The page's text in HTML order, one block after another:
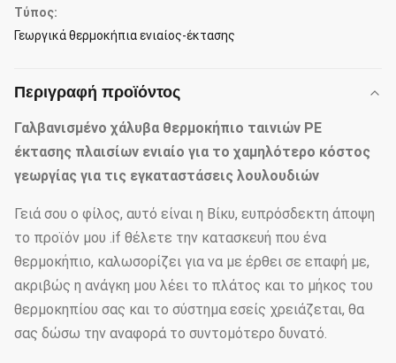
Τύπος:
Γεωργικά θερμοκήπια ενιαίος-έκτασης
Περιγραφή προϊόντος
Γαλβανισμένο χάλυβα θερμοκήπιο ταινιών PE
έκτασης πλαισίων ενιαίο για το χαμηλότερο κόστος
γεωργίας για τις εγκαταστάσεις λουλουδιών
Γειά σου ο φίλος, αυτό είναι η Βίκυ, ευπρόσδεκτη άποψη
το προϊόν μου .if θέλετε την κατασκευή που ένα
θερμοκήπιο, καλωσορίζει για να με έρθει σε επαφή με,
ακριβώς η ανάγκη μου λέει το πλάτος και το μήκος του
θερμοκηπίου σας και το σύστημα εσείς χρειάζεται, θα
σας δώσω την αναφορά το συντομότερο δυνατό.